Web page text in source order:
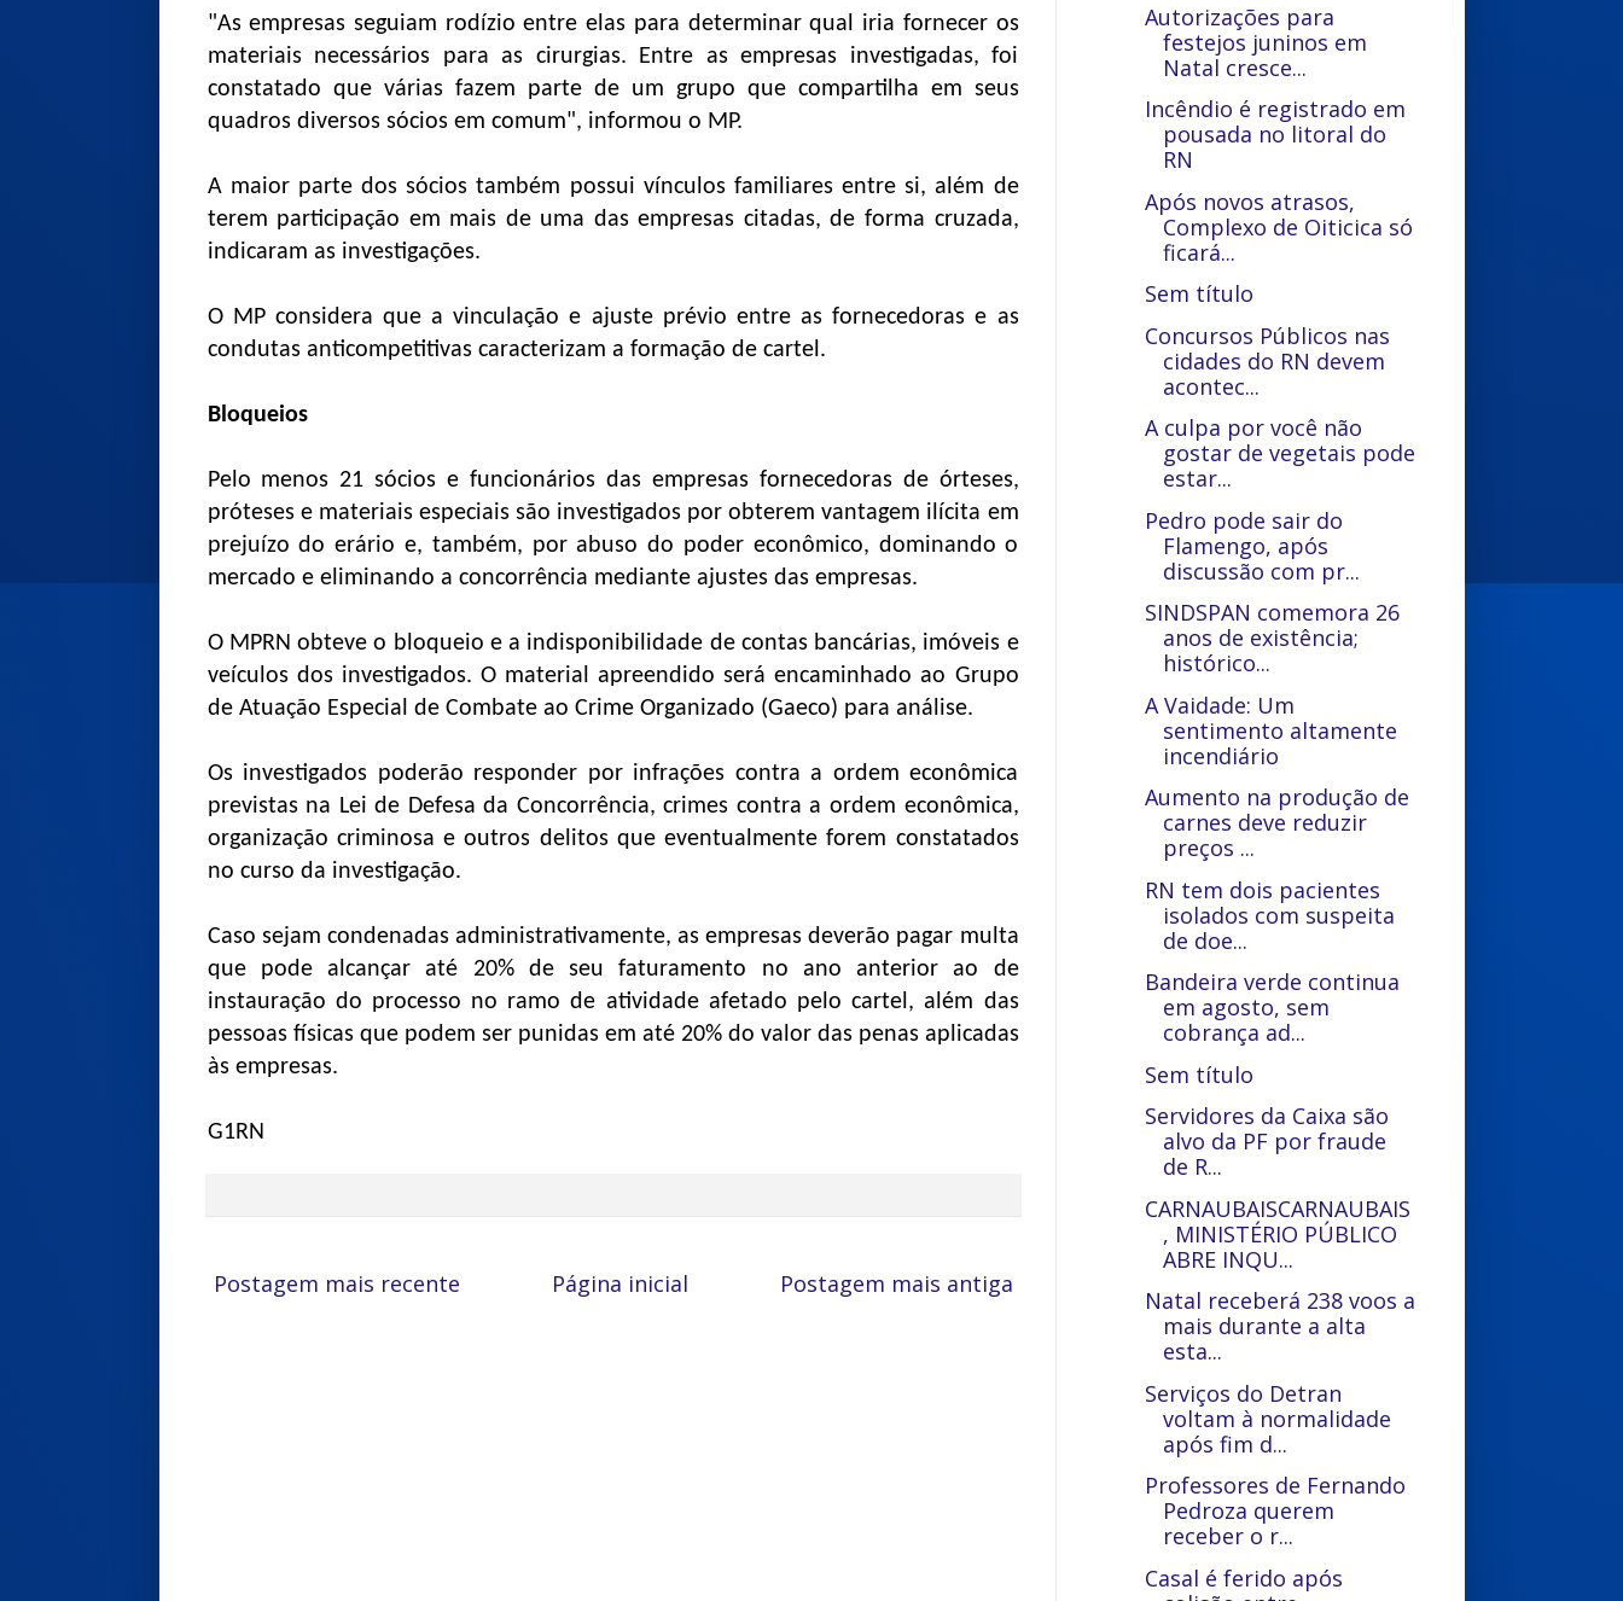
"As empresas seguiam rodízio entre elas para determinar qual iria fornecer os
materiais necessários para as cirurgias. Entre as empresas investigadas, foi
constatado que várias fazem parte de um grupo que compartilha em seus
quadros diversos sócios em comum", informou o MP.
A maior parte dos sócios também possui vínculos familiares entre si, além de
terem participação em mais de uma das empresas citadas, de forma cruzada,
indicaram as investigações.
O MP considera que a vinculação e ajuste prévio entre as fornecedoras e as
condutas anticompetitivas caracterizam a formação de cartel.
Bloqueios
Pelo menos 21 sócios e funcionários das empresas fornecedoras de órteses,
próteses e materiais especiais são investigados por obterem vantagem ilícita em
prejuízo do erário e, também, por abuso do poder econômico, dominando o
mercado e eliminando a concorrência mediante ajustes das empresas.
O MPRN obteve o bloqueio e a indisponibilidade de contas bancárias, imóveis e
veículos dos investigados. O material apreendido será encaminhado ao Grupo
de Atuação Especial de Combate ao Crime Organizado (Gaeco) para análise.
Os investigados poderão responder por infrações contra a ordem econômica
previstas na Lei de Defesa da Concorrência, crimes contra a ordem econômica,
organização criminosa e outros delitos que eventualmente forem constatados
no curso da investigação.
Caso sejam condenadas administrativamente, as empresas deverão pagar multa
que pode alcançar até 20% de seu faturamento no ano anterior ao de
instauração do processo no ramo de atividade afetado pelo cartel, além das
pessoas físicas que podem ser punidas em até 20% do valor das penas aplicadas
às empresas.
G1RN
Postagem mais recente Postagem mais antiga
Página inicial
Autorizações para
festejos juninos em
Natal cresce...
Incêndio é registrado em
pousada no litoral do
RN
Após novos atrasos,
Complexo de Oiticica só
ficará...
Sem título
Concursos Públicos nas
cidades do RN devem
acontec...
A culpa por você não
gostar de vegetais pode
estar...
Pedro pode sair do
Flamengo, após
discussão com pr...
SINDSPAN comemora 26
anos de existência;
histórico...
A Vaidade: Um
sentimento altamente
incendiário
Aumento na produção de
carnes deve reduzir
preços ...
RN tem dois pacientes
isolados com suspeita
de doe...
Bandeira verde continua
em agosto, sem
cobrança ad...
Sem título
Servidores da Caixa são
alvo da PF por fraude
de R...
CARNAUBAISCARNAUBAIS
, MINISTÉRIO PÚBLICO
ABRE INQU...
Natal receberá 238 voos a
mais durante a alta
esta...
Serviços do Detran
voltam à normalidade
após fim d...
Professores de Fernando
Pedroza querem
receber o r...
Casal é ferido após